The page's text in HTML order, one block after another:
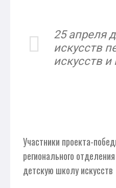
25 апреля
искусств
искусств
Участники проекта-
регионального
детскую школу искусств